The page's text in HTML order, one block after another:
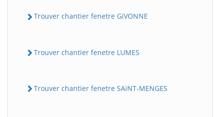
Trouver chantier fenetre GiVONNE
Trouver chantier fenetre LUMES
Trouver chantier fenetre SAiNT-MENGES